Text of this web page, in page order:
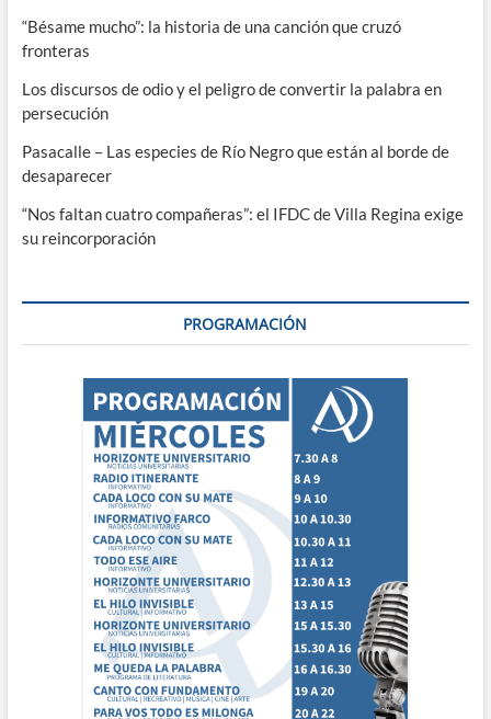
“Bésame mucho”: la historia de una canción que cruzó
fronteras
Los discursos de odio y el peligro de convertir la palabra en
persecución
Pasacalle – Las especies de Río Negro que están al borde de
desaparecer
“Nos faltan cuatro compañeras”: el IFDC de Villa Regina exige
su reincorporación
PROGRAMACIÓN